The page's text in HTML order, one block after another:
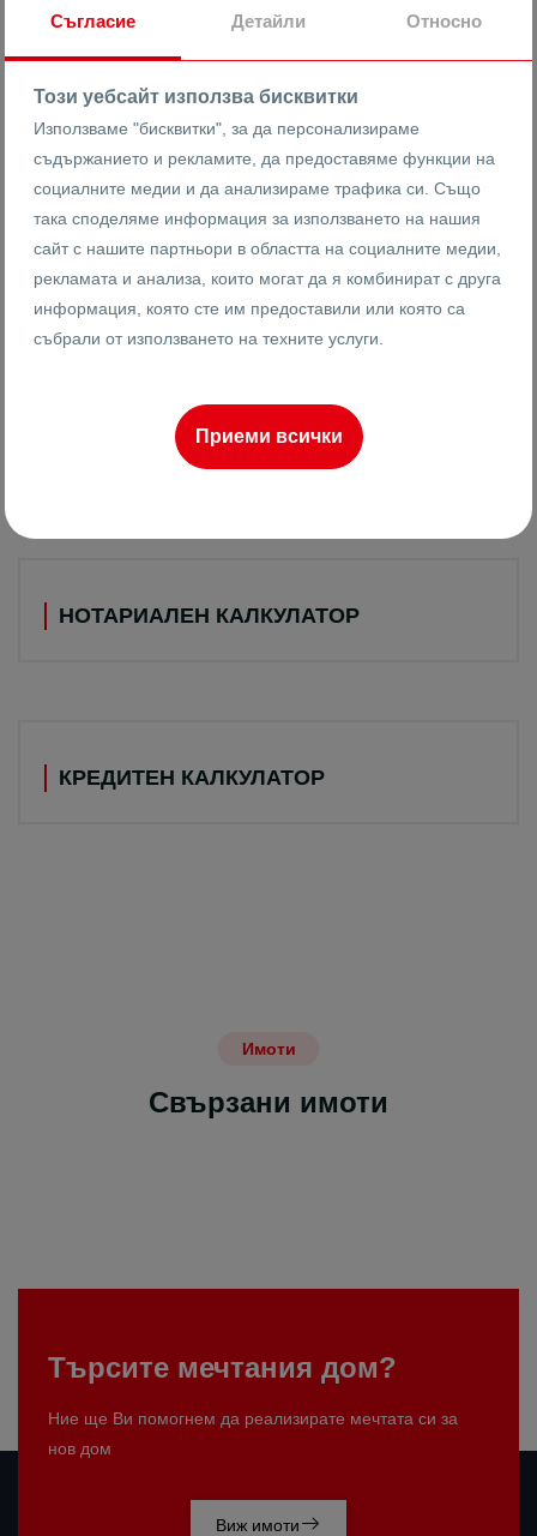
Ренета Арнаудова
0883355531
КРЕДИТЕН КАЛКУЛАТОР
НОТАРИАЛЕН КАЛКУЛАТОР
НАПРАВИ ЗАПИТВАНЕ
Имоти
Свързани имоти
Търсите мечтания дом?
Ние ще Ви помогнем да реализирате мечтата си за
нов дом
Виж имоти
Съгласие Детайли Относно
Този уебсайт използва бисквитки
Използваме "бисквитки", за да персонализираме
съдържанието и рекламите, да предоставяме функции на
социалните медии и да анализираме трафика си. Също
така споделяме информация за използването на нашия
сайт с нашите партньори в областта на социалните медии,
рекламата и анализа, които могат да я комбинират с друга
информация, която сте им предоставили или която са
събрали от използването на техните услуги.
Приеми всички